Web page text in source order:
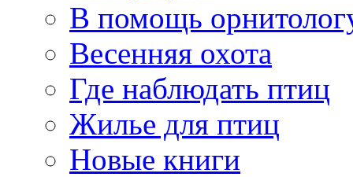
В помощь
Весенняя охота
Где наблюдать птиц
Жилье для птиц
Новые книги